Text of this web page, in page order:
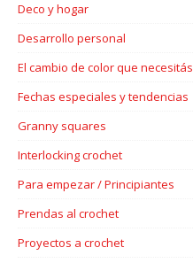
Deco y hogar
Desarrollo personal
El cambio de color que necesitás
Fechas especiales y tendencias
Granny squares
Interlocking crochet
Para empezar / Principiantes
Prendas al crochet
Proyectos a crochet